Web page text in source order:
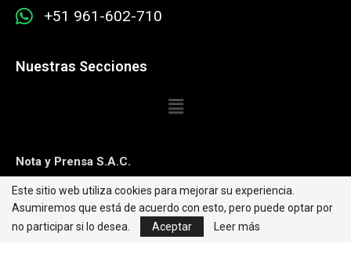
+51 961-602-710
Nuestras Secciones
Nota y Prensa S.A.C.
Contacto:editorweb@caretas.com.pe
Síguenos:
Este sitio web utiliza cookies para mejorar su experiencia.
Asumiremos que está de acuerdo con esto, pero puede optar por
no participar si lo desea.
Aceptar Leer más